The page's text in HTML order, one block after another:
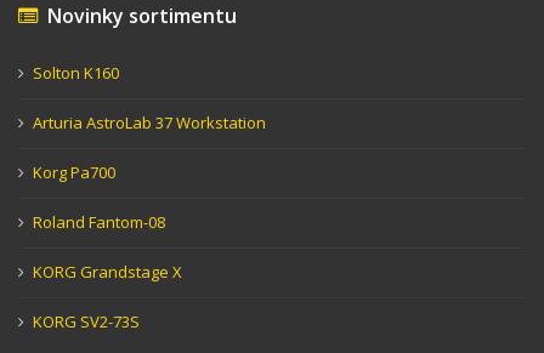
Novinky sortimentu
Solton K160
Arturia AstroLab 37 Workstation
Korg Pa700
Roland Fantom-08
KORG Grandstage X
KORG SV2-73S